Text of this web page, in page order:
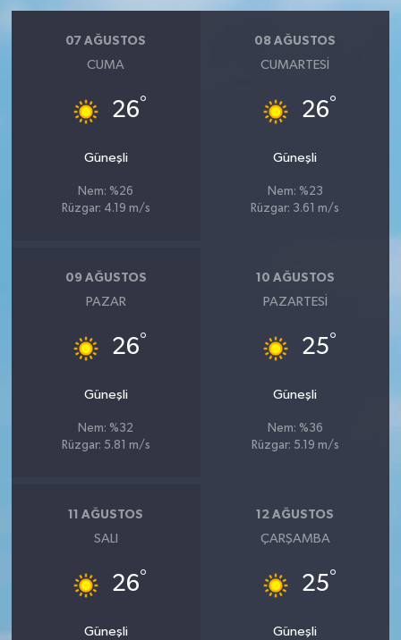
07 AĞUSTOS
CUMA
26°
Güneşli
Nem: %26
Rüzgar: 4.19 m/s
08 AĞUSTOS
CUMARTESI
26°
Güneşli
Nem: %23
Rüzgar: 3.61 m/s
09 AĞUSTOS
PAZAR
26°
Güneşli
Nem: %32
Rüzgar: 5.81 m/s
10 AĞUSTOS
PAZARTESI
25°
Güneşli
Nem: %36
Rüzgar: 5.19 m/s
11 AĞUSTOS
SALI
26°
Güneşli
12 AĞUSTOS
ÇARŞAMBA
25°
Güneşli